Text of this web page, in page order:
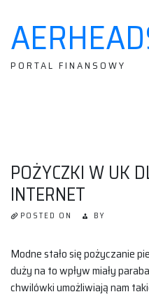
Skip
to
content
PORTAL FINANSOWY
POŻYCZKI W UK
INTERNET
POSTED ON BY
Modne stało się pożyczanie
duży na to wpływ miały
chwilówki umożliwiają nam